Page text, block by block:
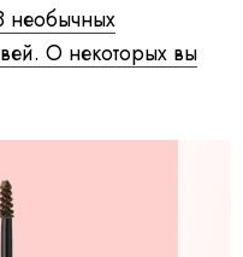
необычных
О некоторых вы